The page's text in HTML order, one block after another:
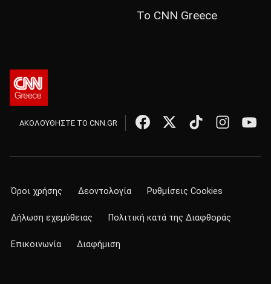
Το CNN Greece
ΑΚΟΛΟΥΘΗΣΤΕ ΤΟ CNN.GR
Όροι χρήσης Δεοντολογία Ρυθμίσεις Cookies
Δήλωση εχεμύθειας Πολιτική κατά της Διαφθοράς
Επικοινωνία Διαφήμιση